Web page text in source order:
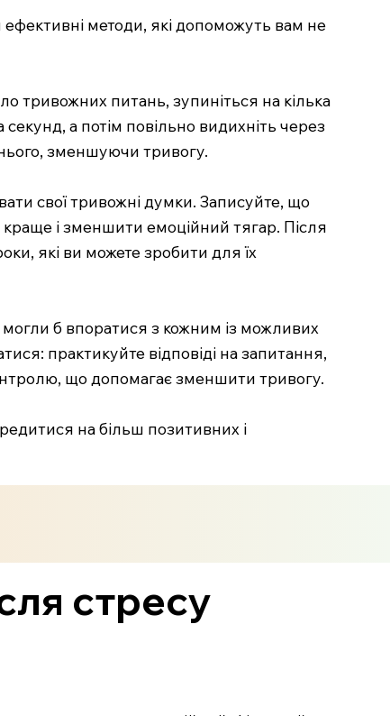
методи, які допоможуть вам не
тривожних питань, зупиніться на кілька
а потім повільно видихніть через
зменшуючи тривогу.
свої тривожні думки. Записуйте, що
краще і зменшити емоційний тягар. Після
які ви можете зробити для їх
б впоратися з кожним із можливих
практикуйте відповіді на запитання,
що допомагає зменшити тривогу.
на більш позитивних і
стресу